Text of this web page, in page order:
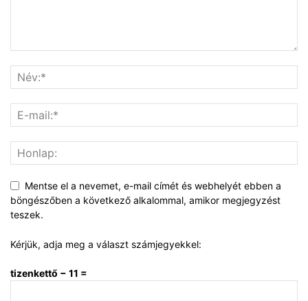
Mentse el a nevemet, e-mail címét és webhelyét ebben a
böngészőben a következő alkalommal, amikor megjegyzést
teszek.
Kérjük, adja meg a választ számjegyekkel:
tizenkettő − 11 =